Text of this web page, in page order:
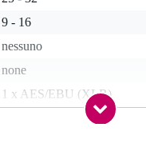
9 - 16
nessuno
none
1 x AES/EBU (XLR)